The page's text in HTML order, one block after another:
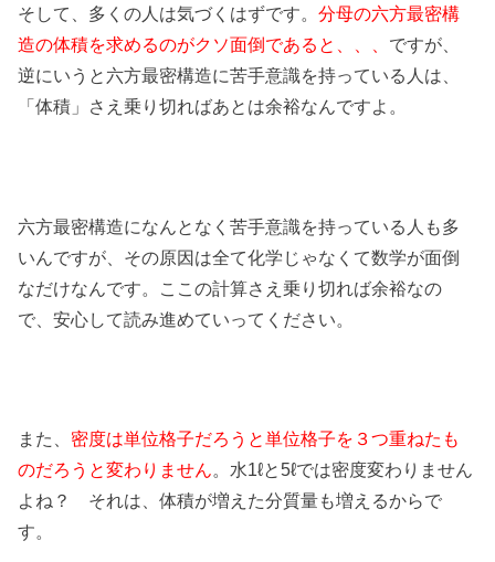
そして、多くの人は気づくはずです。分母の六方最密構
造の体積を求めるのがクソ面倒であると、、、 ですが、
逆にいうと六方最密構造に苦手意識を持っている人は、
「体積」さえ乗り切ればあとは余裕なんですよ。
六方最密構造になんとなく苦手意識を持っている人も多
いんですが、その原因は全て化学じゃなくて数学が面倒
なだけなんです。ここの計算さえ乗り切れば余裕なの
で、安心して読み進めていってください。
また、 密度は単位格子だろうと単位格子を３つ重ねたも
のだろうと変わりません。水1ℓと5ℓでは密度変わりません
よね？ それは、体積が増えた分質量も増えるからで
す。